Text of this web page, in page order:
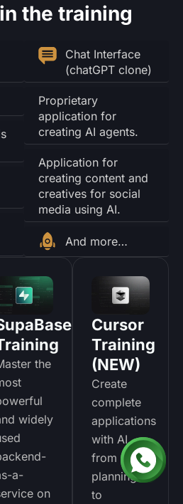
the training
Chat Interface
(chatGPT clone)
Proprietary
application for
creating AI agents.
Application for
creating content and
creatives for social
media using AI.
And more…
the
widely
a-
on
Cursor
Training
(NEW)
Create
complete
applications
with AI,
from
planning
to